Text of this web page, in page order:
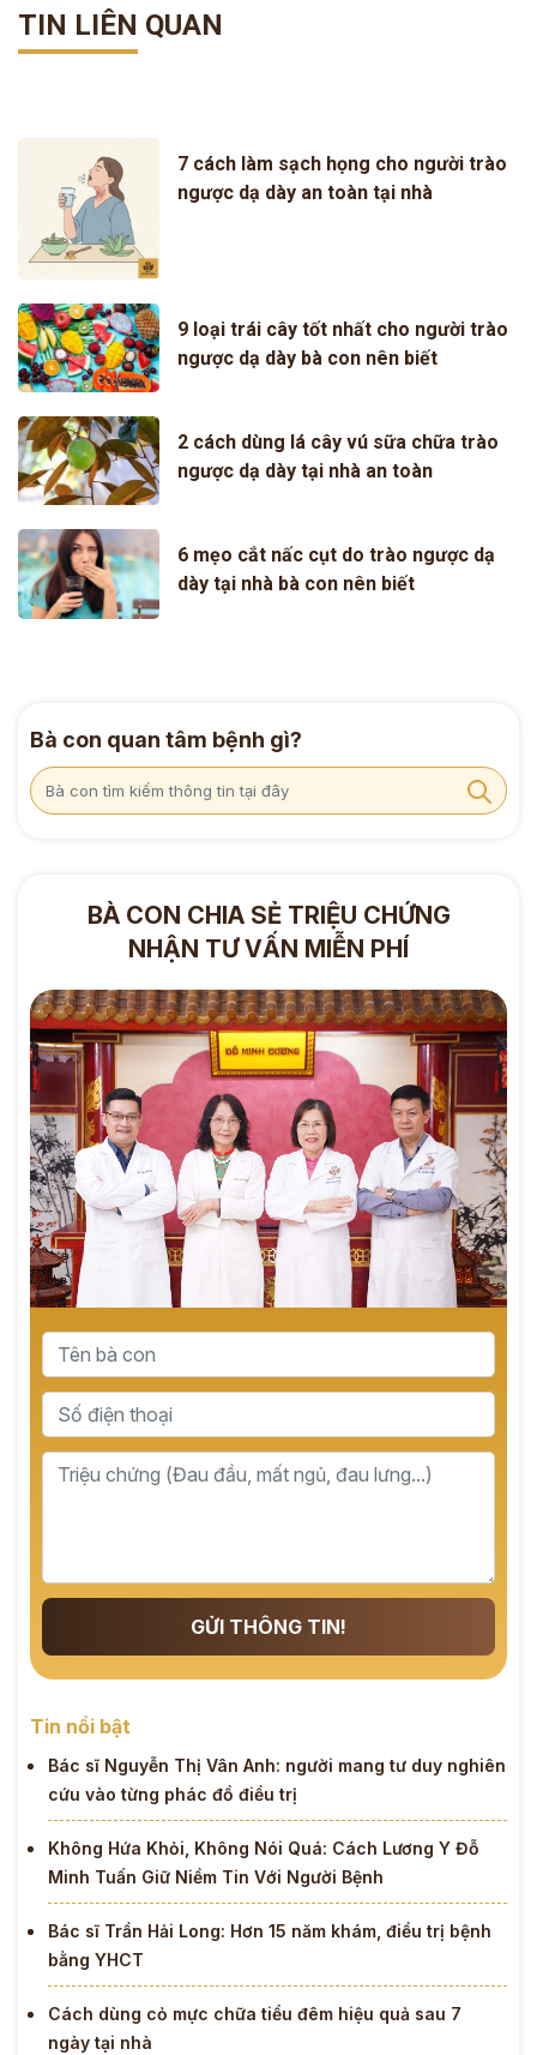
TIN LIÊN QUAN
7 cách làm sạch họng cho người trào
ngược dạ dày an toàn tại nhà
9 loại trái cây tốt nhất cho người trào
ngược dạ dày bà con nên biết
2 cách dùng lá cây vú sữa chữa trào
ngược dạ dày tại nhà an toàn
6 mẹo cắt nấc cụt do trào ngược dạ
dày tại nhà bà con nên biết
Bà con quan tâm bệnh gì?
BÀ CON CHIA SẺ TRIỆU CHỨNG
NHẬN TƯ VẤN MIỄN PHÍ
GỬI THÔNG TIN!
Tin nổi bật
Bác sĩ Nguyễn Thị Vân Anh: người mang tư duy nghiên
cứu vào từng phác đồ điều trị
Không Hứa Khỏi, Không Nói Quá: Cách Lương Y Đỗ
Minh Tuấn Giữ Niềm Tin Với Người Bệnh
Bác sĩ Trần Hải Long: Hơn 15 năm khám, điều trị bệnh
bằng YHCT
Cách dùng cỏ mực chữa tiểu đêm hiệu quả sau 7
ngày tại nhà